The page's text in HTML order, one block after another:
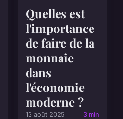
Quelles est
l'importance
de faire de la
monnaie
dans
l'économie
moderne ?
13 août 2025 3 min